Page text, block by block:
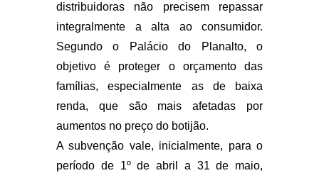
distribuidoras não precisem repassar
integralmente a alta ao consumidor.
Segundo o Palácio do Planalto, o
objetivo é proteger o orçamento das
famílias, especialmente as de baixa
renda, que são mais afetadas por
aumentos no preço do botijão.
A subvenção vale, inicialmente, para o
período de 1º de abril a 31 de maio,